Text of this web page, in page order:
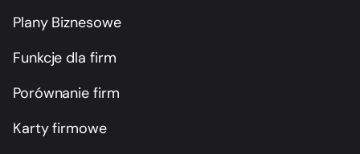
Plany Biznesowe
Funkcje dla firm
Porównanie firm
Karty firmowe